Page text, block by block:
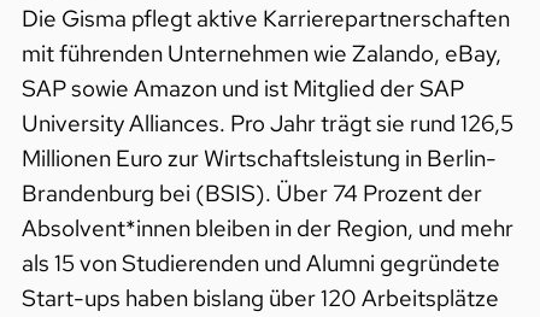
Die Gisma pflegt aktive Karrierepartnerschaften
mit führenden Unternehmen wie Zalando, eBay,
SAP sowie Amazon und ist Mitglied der SAP
University Alliances. Pro Jahr trägt sie rund 126,5
Millionen Euro zur Wirtschaftsleistung in Berlin-
Brandenburg bei (BSIS). Über 74 Prozent der
Absolvent*innen bleiben in der Region, und mehr
als 15 von Studierenden und Alumni gegründete
Start-ups haben bislang über 120 Arbeitsplätze